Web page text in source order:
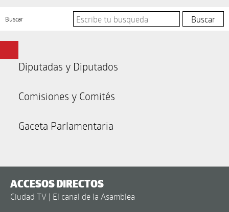
Buscar
Diputadas y Diputados
Comisiones y Comités
Gaceta Parlamentaria
ACCESOS DIRECTOS
Ciudad TV | El canal de la Asamblea